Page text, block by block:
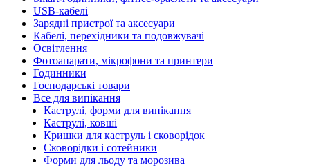
USB-кабелі
Зарядні пристрої та аксесуари
Кабелі, перехідники та подовжувачі
Освітлення
Фотоапарати, мікрофони та принтери
Годинники
Господарські товари
Все для випікання
Каструлі, форми для випікання
Каструлі, ковші
Кришки для каструль і сковорідок
Сковорідки і сотейники
Форми для льоду та морозива